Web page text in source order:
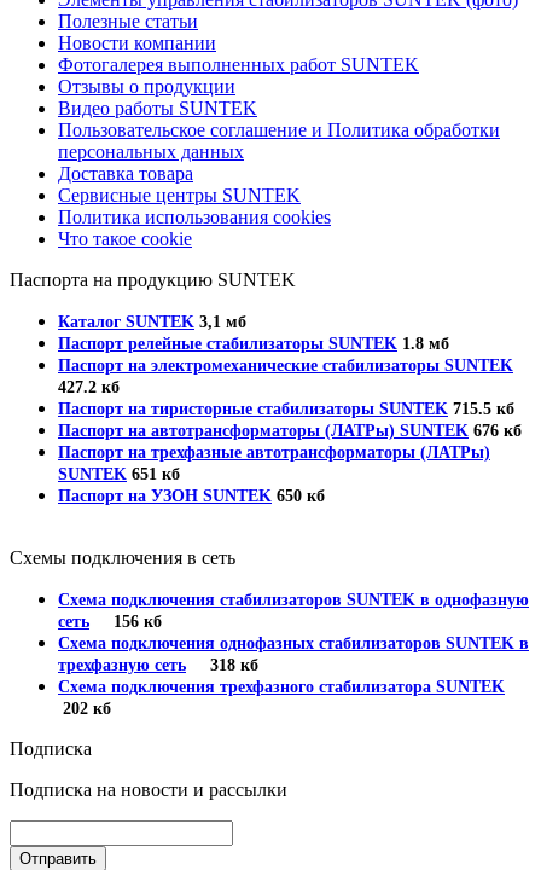
Полезные статьи
Новости компании
Фотогалерея выполненных работ SUNTEK
Отзывы о продукции
Видео работы SUNTEK
Пользовательское соглашение и Политика обработки
персональных данных
Доставка товара
Сервисные центры SUNTEK
Политика использования cookies
Что такое cookie
Паспорта на продукцию SUNTEK
Каталог SUNTEK 3,1 мб
Паспорт релейные стабилизаторы SUNTEK 1.8 мб
Паспорт на электромеханические стабилизаторы SUNTEK
427.2 кб
Паспорт на тиристорные стабилизаторы SUNTEK 715.5 кб
Паспорт на автотрансформаторы (ЛАТРы) SUNTEK 676 кб
Паспорт на трехфазные автотрансформаторы (ЛАТРы)
SUNTEK 651 кб
Паспорт на УЗОН SUNTEK 650 кб
Схемы подключения в сеть
Схема подключения стабилизаторов SUNTEK в однофазную
сеть 156 кб
Схема подключения однофазных стабилизаторов SUNTEK в
трехфазную сеть 318 кб
Схема подключения трехфазного стабилизатора SUNTEK
202 кб
Подписка
Подписка на новости и рассылки